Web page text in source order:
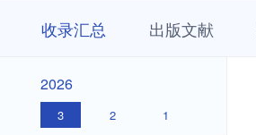
收录汇总 出版文献
2026
2026
3 2 1